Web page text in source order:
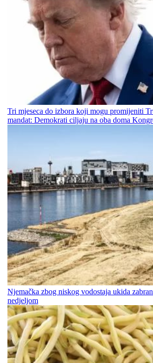
Tri mjeseca do izbora koji mogu promijeniti
mandat: Demokrati ciljaju na oba doma
Njemačka zbog niskog vodostaja ukida
nedjeljom